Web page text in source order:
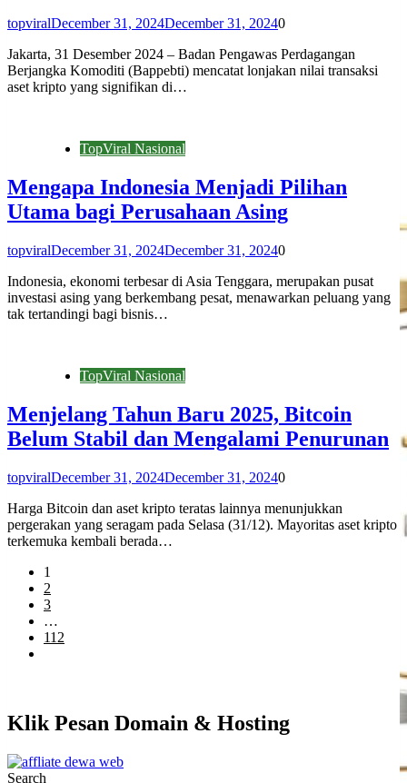
topviralDecember 31, 2024December 31, 20240
Jakarta, 31 Desember 2024 – Badan Pengawas Perdagangan
Berjangka Komoditi (Bappebti) mencatat lonjakan nilai transaksi
aset kripto yang signifikan di…
TopViral Nasional
Mengapa Indonesia Menjadi Pilihan
Utama bagi Perusahaan Asing
topviralDecember 31, 2024December 31, 20240
Indonesia, ekonomi terbesar di Asia Tenggara, merupakan pusat
investasi asing yang berkembang pesat, menawarkan peluang yang
tak tertandingi bagi bisnis…
TopViral Nasional
Menjelang Tahun Baru 2025, Bitcoin
Belum Stabil dan Mengalami Penurunan
topviralDecember 31, 2024December 31, 20240
Harga Bitcoin dan aset kripto teratas lainnya menunjukkan
pergerakan yang seragam pada Selasa (31/12). Mayoritas aset kripto
terkemuka kembali berada…
1
2
3
…
112
Klik Pesan Domain & Hosting
Search